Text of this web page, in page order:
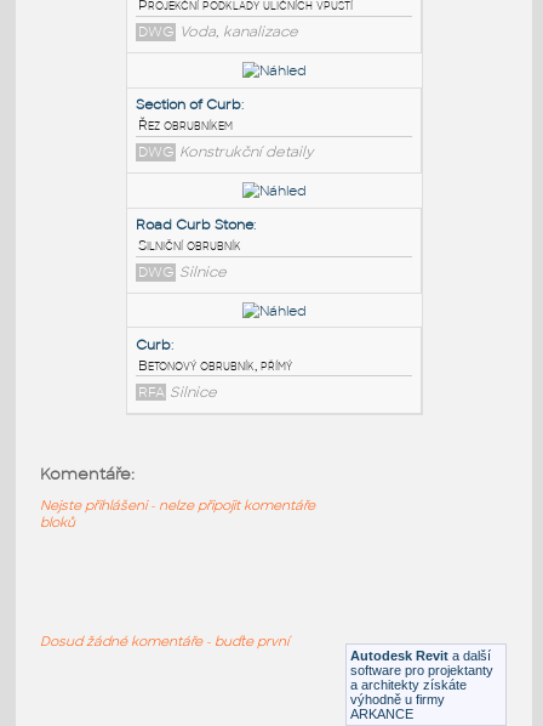
PODOBNÉ BLOKY:
ulicni vpusti:
Projekční podklady uličních vpustí
DWG Voda, kanalizace
Section of Curb:
Řez obrubníkem
DWG Konstrukční detaily
DWG Silnice
Autodesk Revit a další
software pro projektanty
a architekty získáte
výhodně u firmy
ARKANCE
Komentáře:
Nejste přihlášeni - nelze připojit komentáře
bloků
Dosud žádné komentáře - buďte první